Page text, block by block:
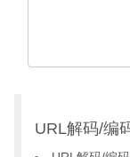
URL解码/编